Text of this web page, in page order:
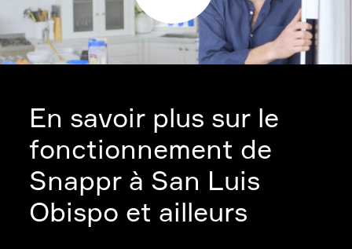
En savoir plus sur le
fonctionnement de
Snappr à San Luis
Obispo et ailleurs